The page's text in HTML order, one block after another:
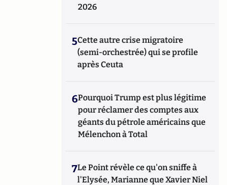
2026
5Cette autre crise migratoire
(semi-orchestrée) qui se profile
après Ceuta
6Pourquoi Trump est plus légitime
pour réclamer des comptes aux
géants du pétrole américains que
Mélenchon à Total
7Le Point révèle ce qu'on sniffe à
l'Elysée, Marianne que Xavier Niel